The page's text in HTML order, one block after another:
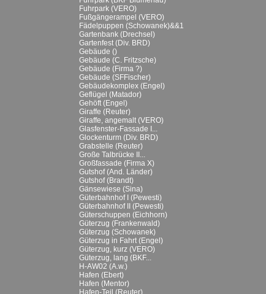
Fuhrpark (VERO)
Fußgängerampel (VERO)
Fädelpuppen (Schowanek)&&1
Gartenbank (Drechsel)
Gartenfest (Div. BRD)
Gebäude ()
Gebäude (C. Fritzsche)
Gebäude (Firma ?)
Gebäude (SFFischer)
Gebäudekomplex (Engel)
Geflügel (Matador)
Gehöft (Engel)
Giraffe (Reuter)
Giraffe, angemalt (VERO)
Glasfenster-Fassade I...
Glockenturm (Div. BRD)
Grabstelle (Reuter)
Große Talbrücke II...
Großfassade (Firma X)
Gutshof (And. Länder)
Gutshof (Brandt)
Gänsewiese (Sina)
Güterbahnhof I (Pewesti)
Güterbahnhof II (Pewesti)
Güterschuppen (Eichhorn)
Güterzug (Frankenwald)
Güterzug (Schowanek)
Güterzug in Fahrt (Engel)
Güterzug, kurz (VERO)
Güterzug, lang (BKF...
H-AW02 (A.w.)
Hafen (Ebert)
Hafen (Mentor)
Hafen-Teil (Reuter)